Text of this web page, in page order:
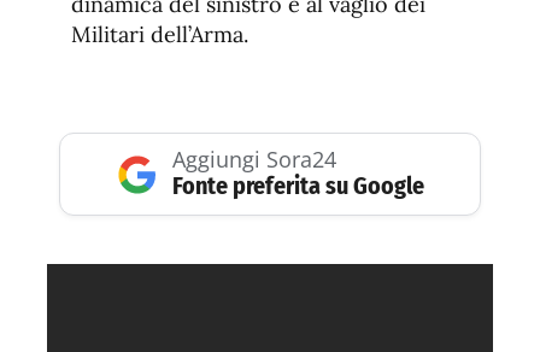
Militari dell’Arma.
Aggiungi Sora24
Fonte preferita su Google